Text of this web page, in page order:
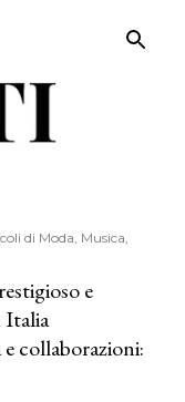
di Moda, Musica,
e
Italia
collaborazioni: